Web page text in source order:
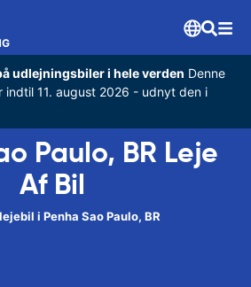
udlejningsbiler i hele verden Denne
11. august 2026 - udnyt den i
Paulo, BR Leje
Af Bil
i Penha Sao Paulo, BR